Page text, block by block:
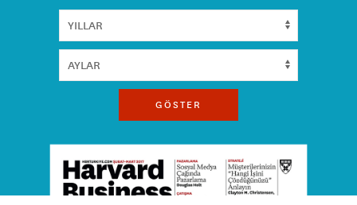
GÖSTER